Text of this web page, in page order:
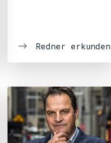
Redner erkunden